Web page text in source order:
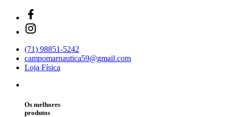
(71) 98851-5242
campomarnautica59@gmail.com
Loja Física
Os melhores
produtos